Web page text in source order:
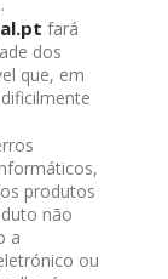
fará
dos
que, em
produtos
não
a
ou